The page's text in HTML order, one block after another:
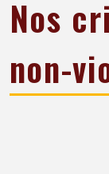
Nos
non-